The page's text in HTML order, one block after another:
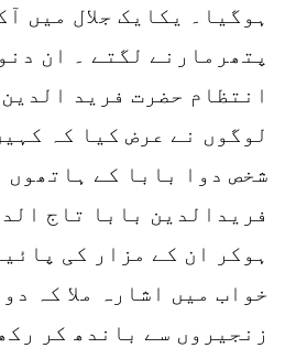
ہوگیا۔ یکایک جلال میں
پتھرمارنے لگتے ۔ ان
انتظام حضرت فرید
لوگوں نے عرض کیا کہ
شخص دوا بابا کے
فریدالدین بابا تاج
ہوکر ان کے مزار کی
خواب میں اشارہ ملا کہ
زنجیروں سے باندھ کر